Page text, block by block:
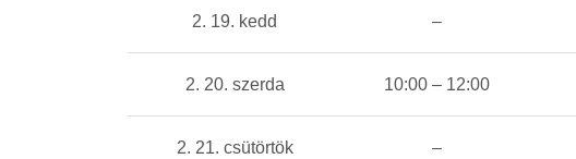
2. 19. kedd –
2. 20. szerda 10:00 – 12:00
2. 21. csütörtök –